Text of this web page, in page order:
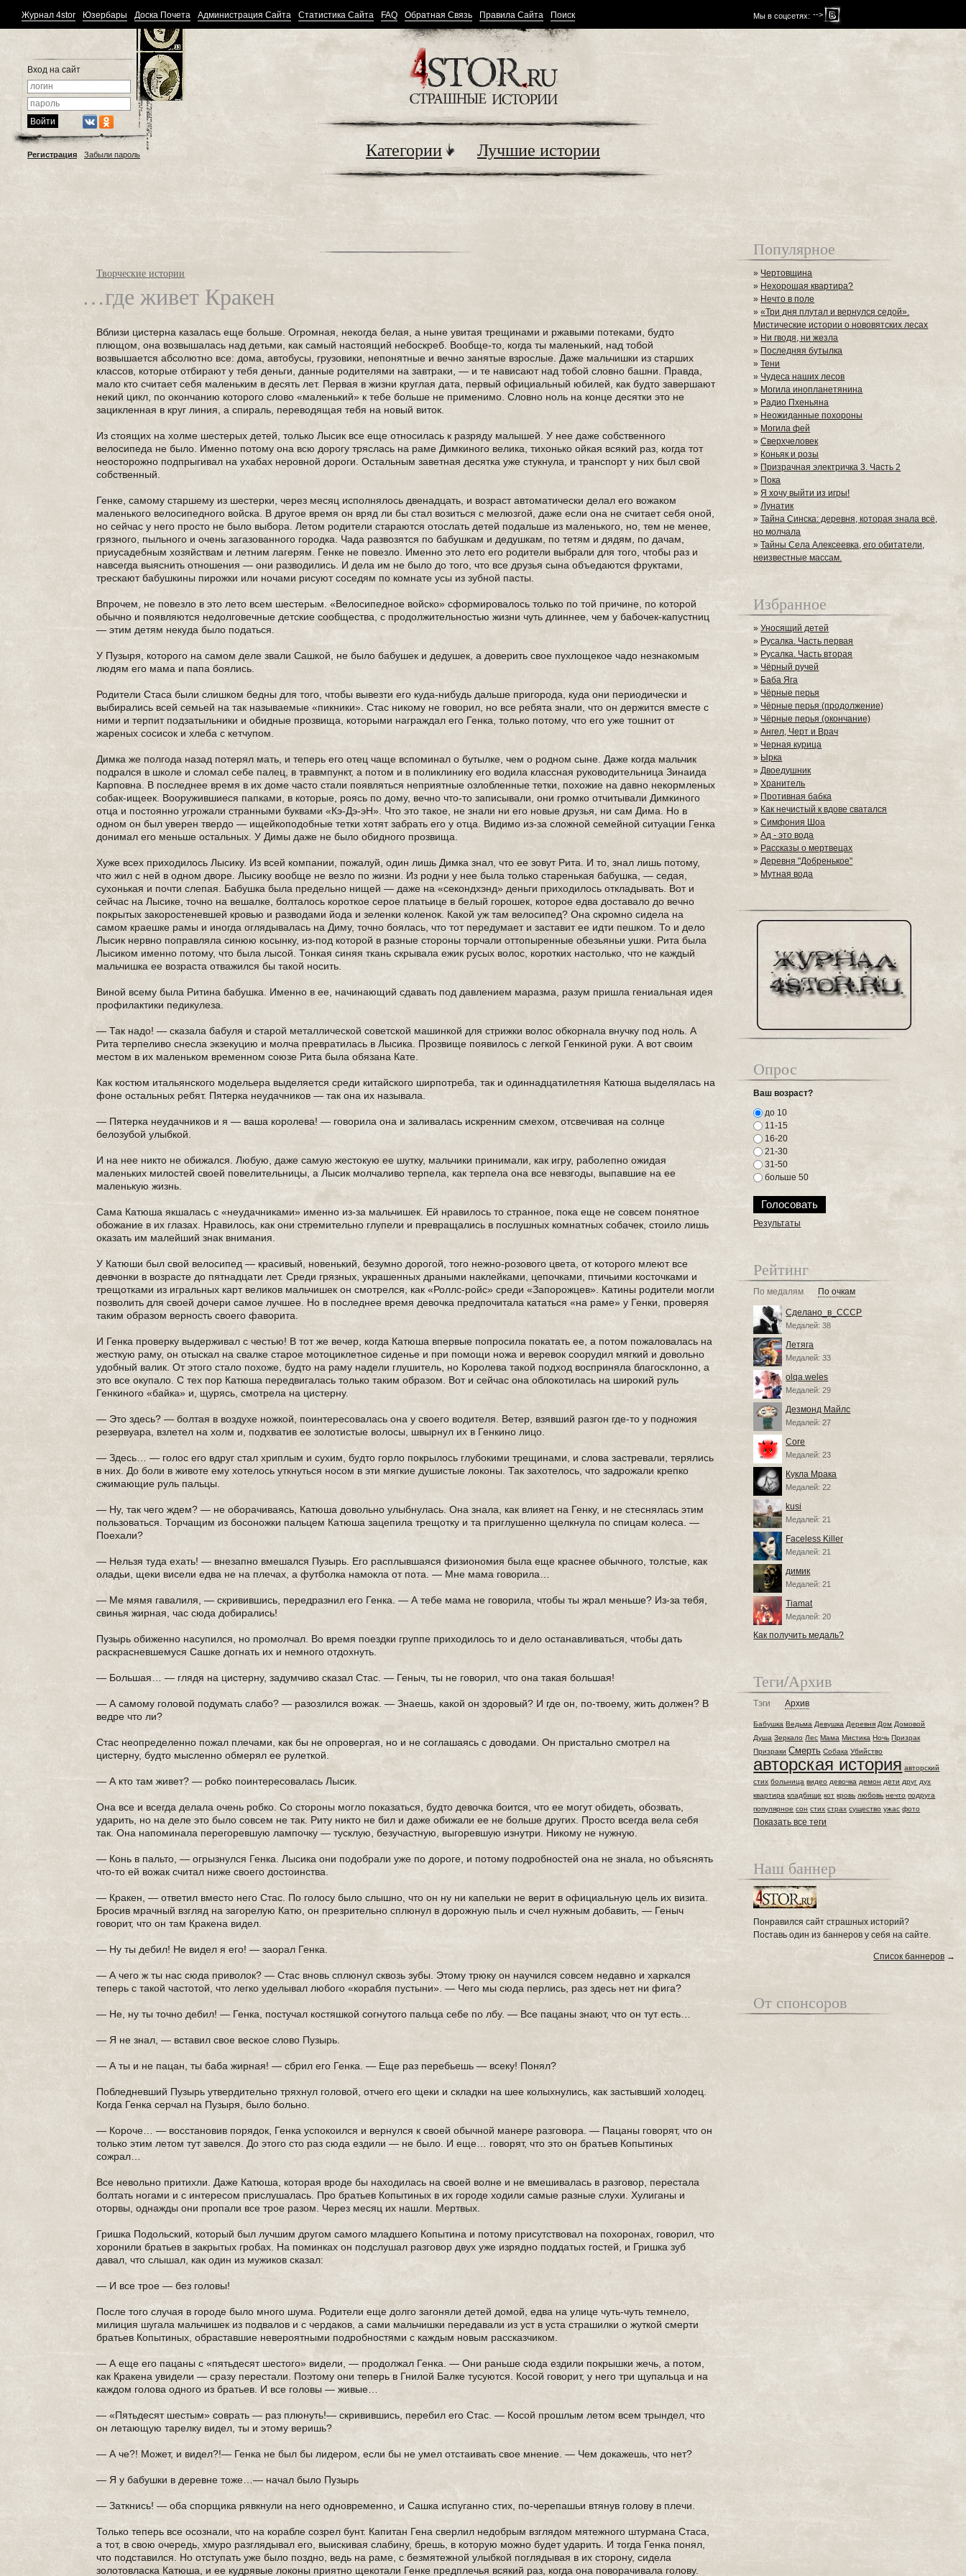
Мы в соцсетях: -->
Журнал 4stor Юзербары Доска Почета Администрация Сайта Статистика Сайта FAQ Обратная Связь Правила Сайта Поиск
Вход на сайт
Регистрация Забыли пароль Категории Лучшие истории
Творческие истории
…где живет Кракен
Вблизи цистерна казалась еще больше. Огромная, некогда белая, а ныне увитая трещинами и ржавыми потеками, будто
плющом, она возвышалась над детьми, как самый настоящий небоскреб. Вообще-то, когда ты маленький, над тобой
возвышается абсолютно все: дома, автобусы, грузовики, непонятные и вечно занятые взрослые. Даже мальчишки из старших
классов, которые отбирают у тебя деньги, данные родителями на завтраки, — и те нависают над тобой словно башни. Правда,
мало кто считает себя маленьким в десять лет. Первая в жизни круглая дата, первый официальный юбилей, как будто завершают
некий цикл, по окончанию которого слово «маленький» к тебе больше не применимо. Словно ноль на конце десятки это не
зацикленная в круг линия, а спираль, переводящая тебя на новый виток.
Из стоящих на холме шестерых детей, только Лысик все еще относилась к разряду малышей. У нее даже собственного
велосипеда не было. Именно потому она всю дорогу тряслась на раме Димкиного велика, тихонько ойкая всякий раз, когда тот
неосторожно подпрыгивал на ухабах неровной дороги. Остальным заветная десятка уже стукнула, и транспорт у них был свой
собственный.
Генке, самому старшему из шестерки, через месяц исполнялось двенадцать, и возраст автоматически делал его вожаком
маленького велосипедного войска. В другое время он вряд ли бы стал возиться с мелюзгой, даже если она не считает себя оной,
но сейчас у него просто не было выбора. Летом родители стараются отослать детей подальше из маленького, но, тем не менее,
грязного, пыльного и очень загазованного городка. Чада развозятся по бабушкам и дедушкам, по тетям и дядям, по дачам,
приусадебным хозяйствам и летним лагерям. Генке не повезло. Именно это лето его родители выбрали для того, чтобы раз и
навсегда выяснить отношения — они разводились. И дела им не было до того, что все друзья сына объедаются фруктами,
трескают бабушкины пирожки или ночами рисуют соседям по комнате усы из зубной пасты.
Впрочем, не повезло в это лето всем шестерым. «Велосипедное войско» сформировалось только по той причине, по которой
обычно и появляются недолговечные детские сообщества, с продолжительностью жизни чуть длиннее, чем у бабочек-капустниц
— этим детям некуда было податься.
У Пузыря, которого на самом деле звали Сашкой, не было бабушек и дедушек, а доверить свое пухлощекое чадо незнакомым
людям его мама и папа боялись.
Родители Стаса были слишком бедны для того, чтобы вывезти его куда-нибудь дальше пригорода, куда они периодически и
выбирались всей семьей на так называемые «пикники». Стас никому не говорил, но все ребята знали, что он держится вместе с
ними и терпит подзатыльники и обидные прозвища, которыми награждал его Генка, только потому, что его уже тошнит от
жареных сосисок и хлеба с кетчупом.
Димка же полгода назад потерял мать, и теперь его отец чаще вспоминал о бутылке, чем о родном сыне. Даже когда мальчик
подрался в школе и сломал себе палец, в травмпункт, а потом и в поликлинику его водила классная руководительница Зинаида
Карповна. В последнее время в их доме часто стали появляться неприятные озлобленные тетки, похожие на давно некормленых
собак-ищеек. Вооружившиеся папками, в которые, роясь по дому, вечно что-то записывали, они громко отчитывали Димкиного
отца и постоянно угрожали странными буквами «Кэ-Дэ-эН». Что это такое, не знали ни его новые друзья, ни сам Дима. Но в
одном он был уверен твердо — ищейкоподобные тетки хотят забрать его у отца. Видимо из-за сложной семейной ситуации Генка
донимал его меньше остальных. У Димы даже не было обидного прозвища.
Хуже всех приходилось Лысику. Из всей компании, пожалуй, один лишь Димка знал, что ее зовут Рита. И то, знал лишь потому,
что жил с ней в одном дворе. Лысику вообще не везло по жизни. Из родни у нее была только старенькая бабушка, — седая,
сухонькая и почти слепая. Бабушка была предельно нищей — даже на «секондхэнд» деньги приходилось откладывать. Вот и
сейчас на Лысике, точно на вешалке, болталось короткое серое платьице в белый горошек, которое едва доставало до вечно
покрытых закоростеневшей кровью и разводами йода и зеленки коленок. Какой уж там велосипед? Она скромно сидела на
самом краешке рамы и иногда оглядывалась на Диму, точно боялась, что тот передумает и заставит ее идти пешком. То и дело
Лысик нервно поправляла синюю косынку, из-под которой в разные стороны торчали оттопыренные обезьяньи ушки. Рита была
Лысиком именно потому, что была лысой. Тонкая синяя ткань скрывала ежик русых волос, коротких настолько, что не каждый
мальчишка ее возраста отважился бы такой носить.
Виной всему была Ритина бабушка. Именно в ее, начинающий сдавать под давлением маразма, разум пришла гениальная идея
профилактики педикулеза.
— Так надо! — сказала бабуля и старой металлической советской машинкой для стрижки волос обкорнала внучку под ноль. А
Рита терпеливо снесла экзекуцию и молча превратилась в Лысика. Прозвище появилось с легкой Генкиной руки. А вот своим
местом в их маленьком временном союзе Рита была обязана Кате.
Как костюм итальянского модельера выделяется среди китайского ширпотреба, так и одиннадцатилетняя Катюша выделялась на
фоне остальных ребят. Пятерка неудачников — так она их называла.
— Пятерка неудачников и я — ваша королева! — говорила она и заливалась искренним смехом, отсвечивая на солнце
белозубой улыбкой.
И на нее никто не обижался. Любую, даже самую жестокую ее шутку, мальчики принимали, как игру, раболепно ожидая
маленьких милостей своей повелительницы, а Лысик молчаливо терпела, как терпела она все невзгоды, выпавшие на ее
маленькую жизнь.
Сама Катюша якшалась с «неудачниками» именно из-за мальчишек. Ей нравилось то странное, пока еще не совсем понятное
обожание в их глазах. Нравилось, как они стремительно глупели и превращались в послушных комнатных собачек, стоило лишь
оказать им малейший знак внимания.
У Катюши был свой велосипед — красивый, новенький, безумно дорогой, того нежно-розового цвета, от которого млеют все
девчонки в возрасте до пятнадцати лет. Среди грязных, украшенных драными наклейками, цепочками, птичьими косточками и
трещотками из игральных карт великов мальчишек он смотрелся, как «Роллс-ройс» среди «Запорожцев». Катины родители могли
позволить для своей дочери самое лучшее. Но в последнее время девочка предпочитала кататься «на раме» у Генки, проверяя
таким образом верность своего фаворита.
И Генка проверку выдерживал с честью! В тот же вечер, когда Катюша впервые попросила покатать ее, а потом пожаловалась на
жесткую раму, он отыскал на свалке старое мотоциклетное сиденье и при помощи ножа и веревок соорудил мягкий и довольно
удобный валик. От этого стало похоже, будто на раму надели глушитель, но Королева такой подход восприняла благосклонно, а
это все окупало. С тех пор Катюша передвигалась только таким образом. Вот и сейчас она облокотилась на широкий руль
Генкиного «байка» и, щурясь, смотрела на цистерну.
— Это здесь? — болтая в воздухе ножкой, поинтересовалась она у своего водителя. Ветер, взявший разгон где-то у подножия
резервуара, взлетел на холм и, подхватив ее золотистые волосы, швырнул их в Генкино лицо.
— Здесь… — голос его вдруг стал хриплым и сухим, будто горло покрылось глубокими трещинами, и слова застревали, терялись
в них. До боли в животе ему хотелось уткнуться носом в эти мягкие душистые локоны. Так захотелось, что задрожали крепко
сжимающие руль пальцы.
— Ну, так чего ждем? — не оборачиваясь, Катюша довольно улыбнулась. Она знала, как влияет на Генку, и не стеснялась этим
пользоваться. Торчащим из босоножки пальцем Катюша зацепила трещотку и та приглушенно щелкнула по спицам колеса. —
Поехали?
— Нельзя туда ехать! — внезапно вмешался Пузырь. Его расплывшаяся физиономия была еще краснее обычного, толстые, как
оладьи, щеки висели едва не на плечах, а футболка намокла от пота. — Мне мама говорила…
— Ме мямя гавалиля, — скривившись, передразнил его Генка. — А тебе мама не говорила, чтобы ты жрал меньше? Из-за тебя,
свинья жирная, час сюда добирались!
Пузырь обиженно насупился, но промолчал. Во время поездки группе приходилось то и дело останавливаться, чтобы дать
раскрасневшемуся Сашке догнать их и немного отдохнуть.
— Большая… — глядя на цистерну, задумчиво сказал Стас. — Геныч, ты не говорил, что она такая большая!
— А самому головой подумать слабо? — разозлился вожак. — Знаешь, какой он здоровый? И где он, по-твоему, жить должен? В
ведре что ли?
Стас неопределенно пожал плечами, как бы не опровергая, но и не соглашаясь с доводами. Он пристально смотрел на
цистерну, будто мысленно обмерял ее рулеткой.
— А кто там живет? — робко поинтересовалась Лысик.
Она все и всегда делала очень робко. Со стороны могло показаться, будто девочка боится, что ее могут обидеть, обозвать,
ударить, но на деле это было совсем не так. Риту никто не бил и даже обижали ее не больше других. Просто всегда вела себя
так. Она напоминала перегоревшую лампочку — тусклую, безучастную, выгоревшую изнутри. Никому не нужную.
— Конь в пальто, — огрызнулся Генка. Лысика они подобрали уже по дороге, и потому подробностей она не знала, но объяснять
что-то ей вожак считал ниже своего достоинства.
— Кракен, — ответил вместо него Стас. По голосу было слышно, что он ну ни капельки не верит в официальную цель их визита.
Бросив мрачный взгляд на загорелую Катю, он презрительно сплюнул в дорожную пыль и счел нужным добавить, — Геныч
говорит, что он там Кракена видел.
— Ну ты дебил! Не видел я его! — заорал Генка.
— А чего ж ты нас сюда приволок? — Стас вновь сплюнул сквозь зубы. Этому трюку он научился совсем недавно и харкался
теперь с такой частотой, что легко уделывал любого «корабля пустыни». — Чего мы сюда перлись, раз здесь нет ни фига?
— Не, ну ты точно дебил! — Генка, постучал костяшкой согнутого пальца себе по лбу. — Все пацаны знают, что он тут есть…
— Я не знал, — вставил свое веское слово Пузырь.
— А ты и не пацан, ты баба жирная! — сбрил его Генка. — Еще раз перебьешь — всеку! Понял?
Побледневший Пузырь утвердительно тряхнул головой, отчего его щеки и складки на шее колыхнулись, как застывший холодец.
Когда Генка серчал на Пузыря, было больно.
— Короче… — восстановив порядок, Генка успокоился и вернулся к своей обычной манере разговора. — Пацаны говорят, что он
только этим летом тут завелся. До этого сто раз сюда ездили — не было. И еще… говорят, что это он братьев Копытиных
сожрал…
Все невольно притихли. Даже Катюша, которая вроде бы находилась на своей волне и не вмешивалась в разговор, перестала
болтать ногами и с интересом прислушалась. Про братьев Копытиных в их городе ходили самые разные слухи. Хулиганы и
оторвы, однажды они пропали все трое разом. Через месяц их нашли. Мертвых.
Гришка Подольский, который был лучшим другом самого младшего Копытина и потому присутствовал на похоронах, говорил, что
хоронили братьев в закрытых гробах. На поминках он подслушал разговор двух уже изрядно поддатых гостей, и Гришка зуб
давал, что слышал, как один из мужиков сказал:
— И все трое — без головы!
После того случая в городе было много шума. Родители еще долго загоняли детей домой, едва на улице чуть-чуть темнело,
милиция шугала мальчишек из подвалов и с чердаков, а сами мальчишки передавали из уст в уста страшилки о жуткой смерти
братьев Копытиных, обраставшие невероятными подробностями с каждым новым рассказчиком.
— А еще его пацаны с «пятьдесят шестого» видели, — продолжал Генка. — Они раньше сюда ездили покрышки жечь, а потом,
как Кракена увидели — сразу перестали. Поэтому они теперь в Гнилой Балке тусуются. Косой говорит, у него три щупальца и на
каждом голова одного из братьев. И все головы — живые…
— «Пятьдесят шестым» соврать — раз плюнуть!— скривившись, перебил его Стас. — Косой прошлым летом всем трындел, что
он летающую тарелку видел, ты и этому веришь?
— А че?! Может, и видел?!— Генка не был бы лидером, если бы не умел отстаивать свое мнение. — Чем докажешь, что нет?
— Я у бабушки в деревне тоже…— начал было Пузырь
— Заткнись! — оба спорщика рявкнули на него одновременно, и Сашка испуганно стих, по-черепашьи втянув голову в плечи.
Только теперь все осознали, что на корабле созрел бунт. Капитан Гена сверлил недобрым взглядом мятежного штурмана Стаса,
а тот, в свою очередь, хмуро разглядывал его, выискивая слабину, брешь, в которую можно будет ударить. И тогда Генка понял,
что подставился. Но отступать уже было поздно, ведь на раме, с безмятежной улыбкой поглядывая в их сторону, сидела
золотовласка Катюша, и ее кудрявые локоны приятно щекотали Генке предплечья всякий раз, когда она поворачивала голову.
Популярное
» Чертовщина
» Нехорошая квартира?
» Нечто в поле
»«Три дня плутал и вернулся седой».
Мистические истории о нововятских лесах
» Ни гводя, ни жезла
» Последняя бутылка
»Тени
» Чудеса наших лесов
» Могила инопланетянина
» Радио Пхеньяна
» Неожиданные похороны
» Могила фей
»Сверхчеловек
» Коньяк и розы
» Призрачная электричка 3. Часть 2
» Пока
»Я хочу выйти из игры!
»Лунатик
»Тайна Синска: деревня, которая знала всё,
но молчала
»Тайны Села Алексеевка, его обитатели,
неизвестные массам.
Избранное
»Уносящий детей
» Русалка. Часть первая
» Русалка. Часть вторая
» Чёрный ручей
» Баба Яга
»Чёрные перья
» Чёрные перья (продолжение)
» Чёрные перья (окончание)
»Ангел, Черт и Врач
» Черная курица
» Ырка
»Двоедушник
»Хранитель
» Противная бабка
» Как нечистый к вдове сватался
»Симфония Шоа
»Ад - это вода
» Рассказы о мертвецах
»Деревня "Добренькое"
» Мутная вода
Опрос
Ваш возраст?
до 10
11-15
16-20
21-30
31-50
больше 50
Результаты
Рейтинг
По медалям По очкам
Сделано_в_СССР
Медалей: 38
Летяга
Медалей: 33
olqa.weles
Медалей: 29
Дезмонд Майлс
Медалей: 27
Core
Медалей: 23
Кукла Мрака
Медалей: 22
kusi
Медалей: 21
Faceless Killer
Медалей: 21
димик
Медалей: 21
Tiamat
Медалей: 20
Как получить медаль?
Теги/Архив
Тэги Архив
Бабушка Ведьма Девушка Деревня Дом Домовой
Душа Зеркало Лес Мама Мистика Ночь Призрак
Призраки Смерть Собака Убийство
авторская история авторский
стих больница видео девочка демон дети друг дух
квартира кладбище кот кровь любовь нечто подруга
популярное сон стих страх существо ужас фото
Показать все теги
Наш баннер
Понравился сайт страшных историй?
Поставь один из баннеров у себя на сайте.
Список баннеров →
От спонсоров